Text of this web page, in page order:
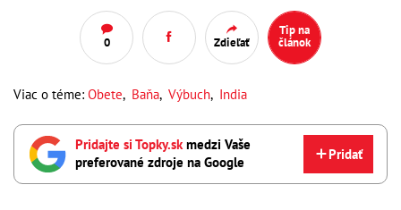
0 Zdieľať
Tip na
článok
Viac o téme: Obete, Baňa, Výbuch, India
Pridajte si Topky.skmedzi Vaše
preferované zdroje na Google
Pridať